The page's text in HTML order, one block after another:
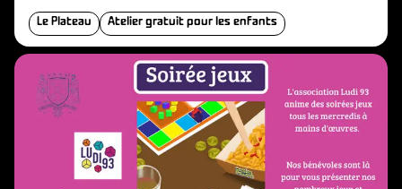
Le Plateau Atelier gratuit pour les enfants